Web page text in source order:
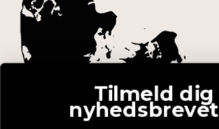
Tilmeld dig
nyhedsbrevet